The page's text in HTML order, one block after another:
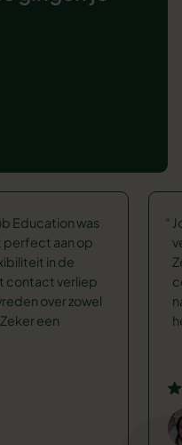
Education was
perfect aan op
in de
contact verliep
over zowel
een